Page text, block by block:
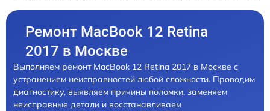
Ремонт MacBook 12 Retina
2017 в Москве
Выполняем ремонт MacBook 12 Retina 2017 в Москве с
устранением неисправностей любой сложности. Проводим
диагностику, выявляем причины поломки, заменяем
неисправные детали и восстанавливаем